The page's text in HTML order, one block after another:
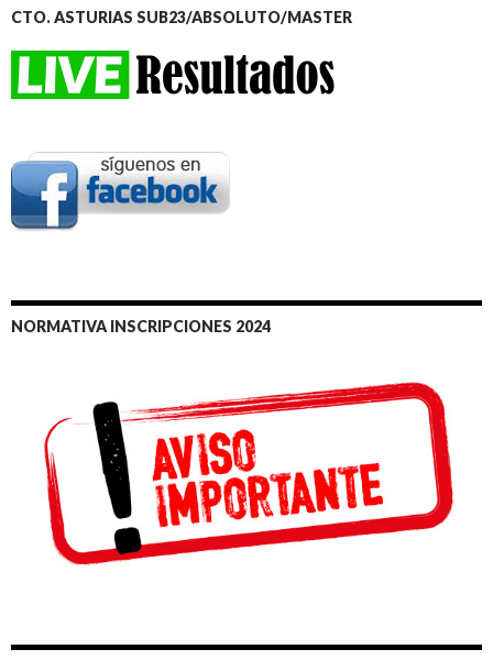
CTO. ASTURIAS SUB23/ABSOLUTO/MASTER
NORMATIVA INSCRIPCIONES 2024